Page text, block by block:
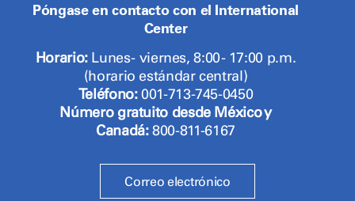
Póngase en contacto con el International
Center
Horario:Lunes - viernes, 8:00 - 17:00 p.m.
(horario estándar central)
Teléfono:001-713-745-0450
Número gratuito desde México y
Canadá: 800-811-6167
Correo electrónico